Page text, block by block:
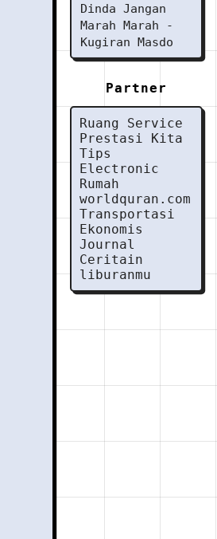
Dinda Jangan
Marah Marah -
Kugiran Masdo
Partner
Ruang Service
Prestasi Kita
Tips
Electronic
Rumah
worldquran.com
Transportasi
Ekonomis
Journal
Ceritain
liburanmu